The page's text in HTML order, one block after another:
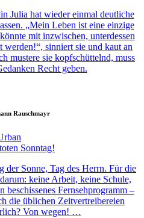
Julia hat wieder einmal deutliche
„Mein Leben ist eine einzige
mit inzwischen, unterdessen
werden!“, sinniert sie und kaut an
mustere sie kopfschüttelnd, muss
Recht geben.
Rauschmayr
Sonntag!
der Sonne, Tag des Herrn. Für die
keine Arbeit, keine Schule,
beschissenes Fernsehprogramm –
die üblichen Zeitvertreibereien
Von wegen! …